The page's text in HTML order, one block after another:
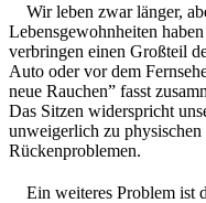
Wir leben zwar länger,
Lebensgewohnheiten
verbringen einen Großteil
Auto oder vor dem
neue Rauchen” fasst
Das Sitzen widerspricht
unweigerlich zu
Rückenproblemen.
Ein weiteres Problem ist